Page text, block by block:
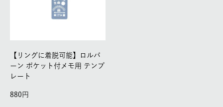
【リングに着脱可能】ロルバ
ーン ポケット付メモ用 テンプ
レート
880